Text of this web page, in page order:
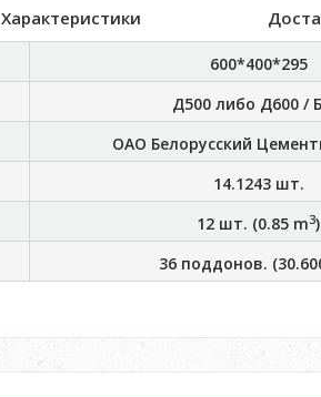
Характеристики
600*400*295
Д500 либо Д600 /
ОАО Белорусский
14.1243шт.
12 шт. (0.85 m3)
36 поддонов. (